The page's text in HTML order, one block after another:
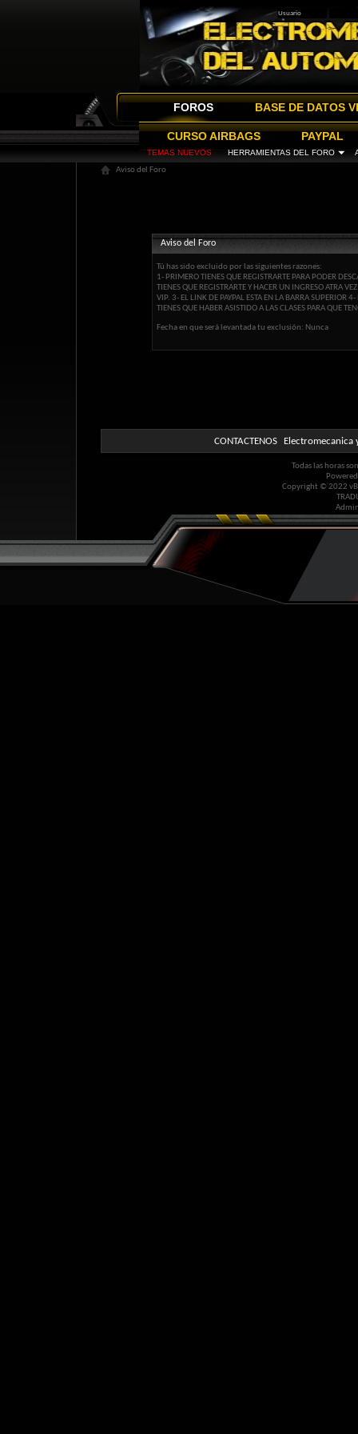
FOROS
TEMAS NUEVOS HERRAMIENTAS DEL FORO
BASE DE DATOS
CURSO AIRBAGS PAYPAL
Aviso del Foro
Aviso del Foro
Tú has sido excluido por las siguientes razones:
1- PRIMERO TIENES QUE REGISTRARTE PARA PODER
TIENES QUE REGISTRARTE Y HACER UN INGRESO ATRA
VIP. 3- EL LINK DE PAYPAL ESTA EN LA BARRA SUPERIOR
TIENES QUE HABER ASISTIDO A LAS CLASES PARA QUE
Fecha en que será levantada tu exclusión: Nunca
CONTACTENOS Electromecanica
Todas las horas
Copyright © 2022